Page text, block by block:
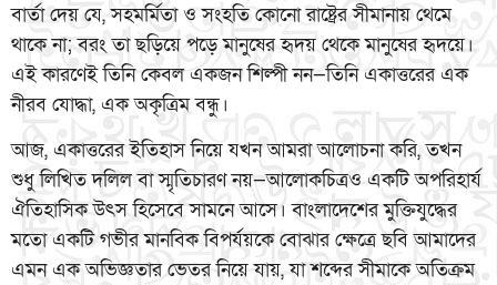
বার্তা দেয় যে, সহমর্মিতা ও সংহতি কোনো রাষ্ট্রের সীমানায় থেমে
থাকে না; বরং তা ছড়িয়ে পড়ে মানুষের হৃদয় থেকে মানুষের হৃদয়ে।
এই কারণেই তিনি কেবল একজন শিল্পী নন—তিনি একাত্তরের এক
নীরব যোদ্ধা, এক অকৃত্রিম বন্ধু।
আজ, একাত্তরের ইতিহাস নিয়ে যখন আমরা আলোচনা করি, তখন
শুধু লিখিত দলিল বা স্মৃতিচারণ নয়—আলোকচিত্রও একটি অপরিহার্য
ঐতিহাসিক উৎস হিসেবে সামনে আসে। বাংলাদেশের মুক্তিযুদ্ধের
মতো একটি গভীর মানবিক বিপর্যয়কে বোঝার ক্ষেত্রে ছবি আমাদের
এমন এক অভিজ্ঞতার ভেতর নিয়ে যায়, যা শব্দের সীমাকে অতিক্রম